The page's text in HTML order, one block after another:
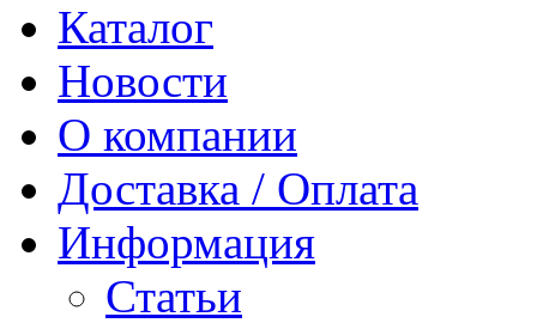
Каталог
Новости
О компании
Доставка / Оплата
Информация
Статьи